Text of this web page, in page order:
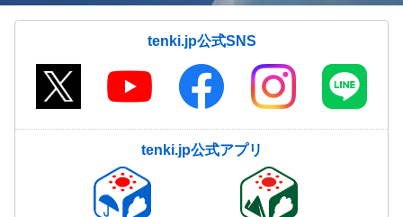
tenki.jp公式SNS
tenki.jp公式アプリ